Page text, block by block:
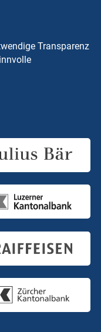
Transparenz